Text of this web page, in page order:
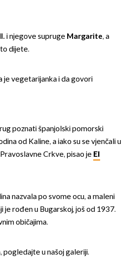
i njegove supruge Margarite, a
dijete.
je vegetarijanka i da govori
poznati španjolski pomorski
od Kaline, a iako su se vjenčali u
Crkve, pisao je El
nazvala po svome ocu, a maleni
rođen u Bugarskoj, još od 1937.
običajima.
pogledajte u našoj galeriji.